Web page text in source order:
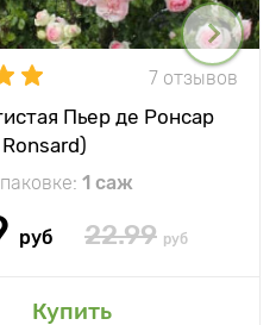
7 отзывов
Пьер де Ронсар
1 саж
руб 22.99 руб
Купить